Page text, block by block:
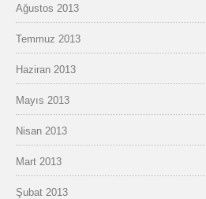
Ağustos 2013
Temmuz 2013
Haziran 2013
Mayıs 2013
Nisan 2013
Mart 2013
Şubat 2013